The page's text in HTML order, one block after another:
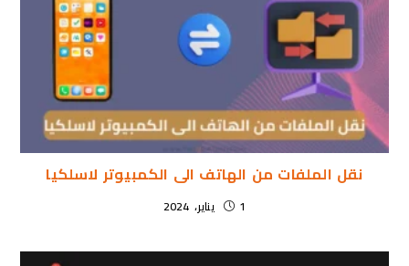
نقل الملفات من الهاتف الى الكمبيوتر لاسلكيا
1 يناير، 2024